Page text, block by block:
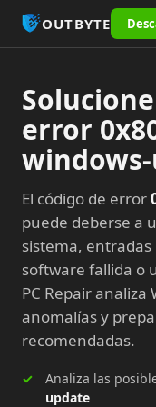
OUTBYTE
error
El código de error
puede deberse a
sistema,
software fallida o
PC Repair analiza
anomalías y
recomendadas.
Analiza las
update